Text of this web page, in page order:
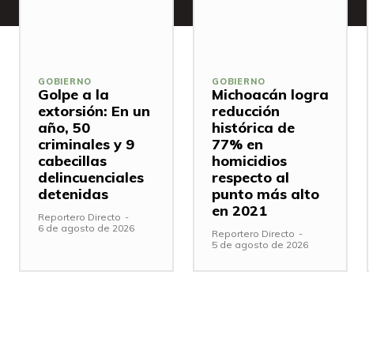
GOBIERNO
Golpe a la
extorsión: En un
año, 50
criminales y 9
cabecillas
delincuenciales
detenidas
Reportero Directo -
6 de agosto de 2026
GOBIERNO
Michoacán logra
reducción
histórica de
77% en
homicidios
respecto al
punto más alto
en 2021
Reportero Directo -
5 de agosto de 2026